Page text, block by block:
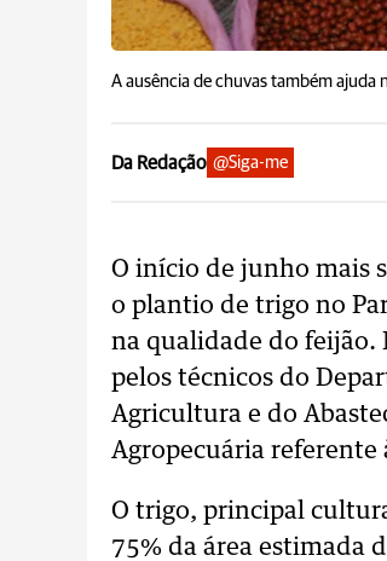
A ausência de chuvas também ajuda
Da Redação @Siga-me
O início de junho mais
o plantio de trigo no
na qualidade do feijão.
pelos técnicos do
Agricultura e do
Agropecuária referente
O trigo, principal
75% da área estimada